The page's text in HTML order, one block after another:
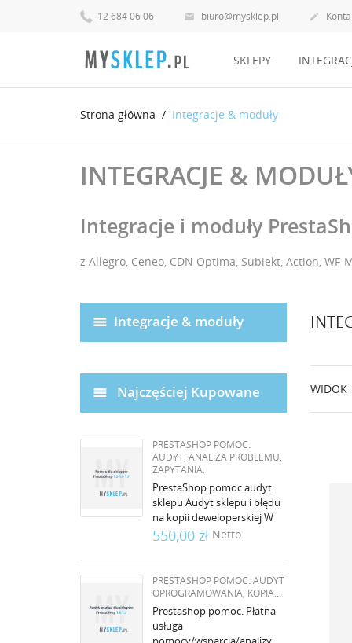
12 684 06 06  biuro@mysklep.pl 
SKLEPY
Strona główna Integracje & moduły
INTEGRACJE &
Integracje i moduły
z Allegro, Ceneo, CDN Optima, Subiekt, Action,
Integracje & moduły
Najczęściej Kupowane
PRESTASHOP POMOC.
AUDYT, ANALIZA PROBLEMU,
ZAPYTANIA.
PrestaShop pomoc audyt
sklepu Audyt sklepu i błędu
na kopii deweloperskiej W
celu zapewnienia najwyższej
jakości usług oraz
minimalizacji...
550,00 zł Netto
PRESTASHOP POMOC. AUDYT
OPROGRAMOWANIA, KOPIA...
Prestashop pomoc. Płatna
usługa
WIDOK